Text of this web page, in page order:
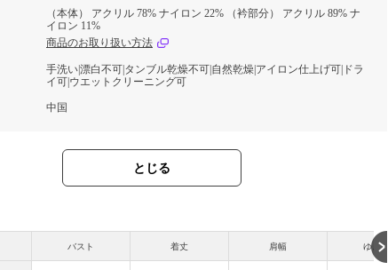
（本体） アクリル 78% ナイロン 22% （衿部分） アクリル 89% ナ
イロン 11%
商品のお取り扱い方法
手洗い|漂白不可|タンブル乾燥不可|自然乾燥|アイロン仕上げ可|ドラ
イ可|ウエットクリーニング可
中国
とじる
バスト 着丈 肩幅 ゆき丈